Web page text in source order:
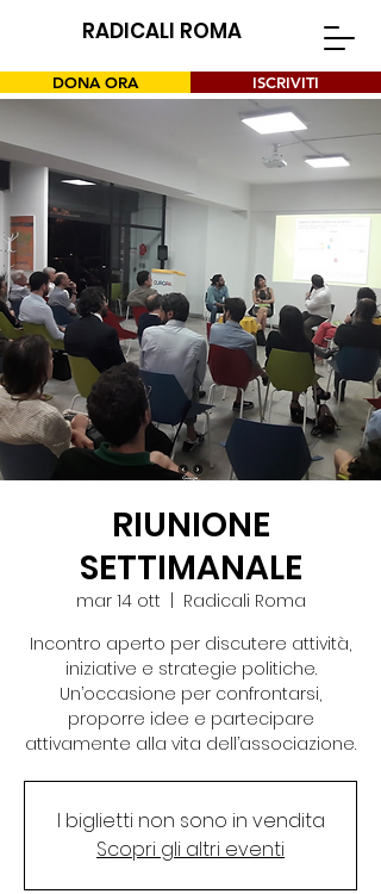
RADICALI ROMA
DONA ORA ISCRIVITI
RIUNIONE
SETTIMANALE
mar 14 ott
Radicali Roma
Incontro aperto per discutere attività,
iniziative e strategie politiche.
Un’occasione per confrontarsi,
proporre idee e partecipare
attivamente alla vita dell’associazione.
I biglietti non sono in vendita
Scopri gli altri eventi